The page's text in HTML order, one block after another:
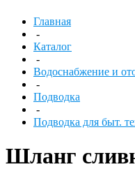
Главная
-
Каталог
-
Водоснабжение и
-
Подводка
-
Подводка для быт.
Шланг